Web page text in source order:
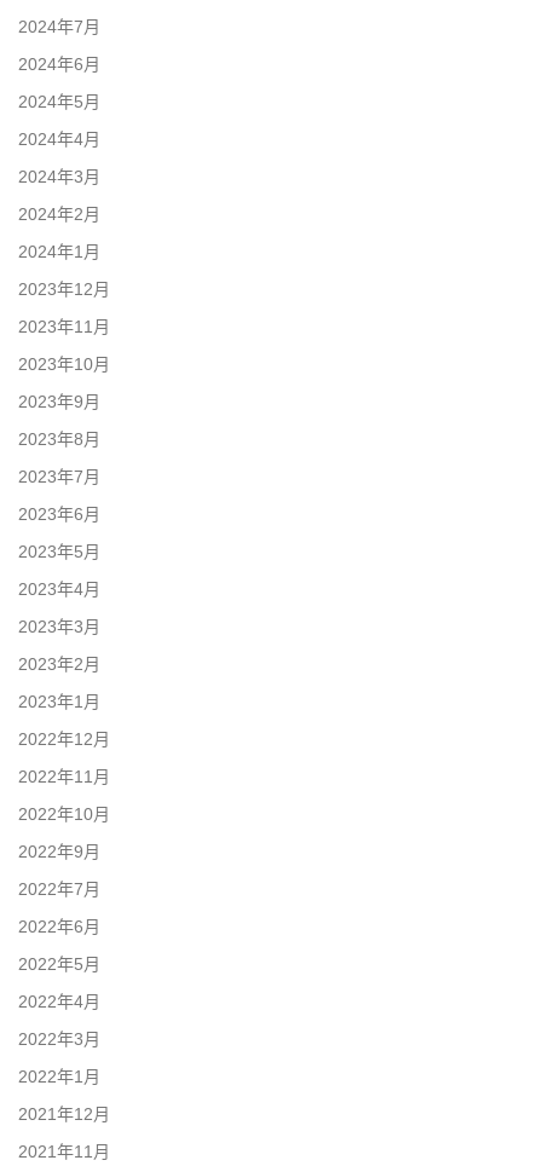
2024年7月
2024年6月
2024年5月
2024年4月
2024年3月
2024年2月
2024年1月
2023年12月
2023年11月
2023年10月
2023年9月
2023年8月
2023年7月
2023年6月
2023年5月
2023年4月
2023年3月
2023年2月
2023年1月
2022年12月
2022年11月
2022年10月
2022年9月
2022年7月
2022年6月
2022年5月
2022年4月
2022年3月
2022年1月
2021年12月
2021年11月